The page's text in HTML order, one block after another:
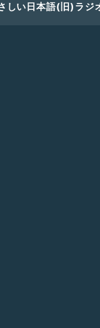
しい日本語(旧)ラジ